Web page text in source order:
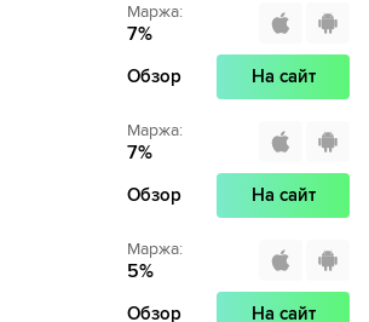
Маржа:
7%
Обзор На сайт
Маржа:
7%
Обзор На сайт
Маржа:
5%
Обзор На сайт